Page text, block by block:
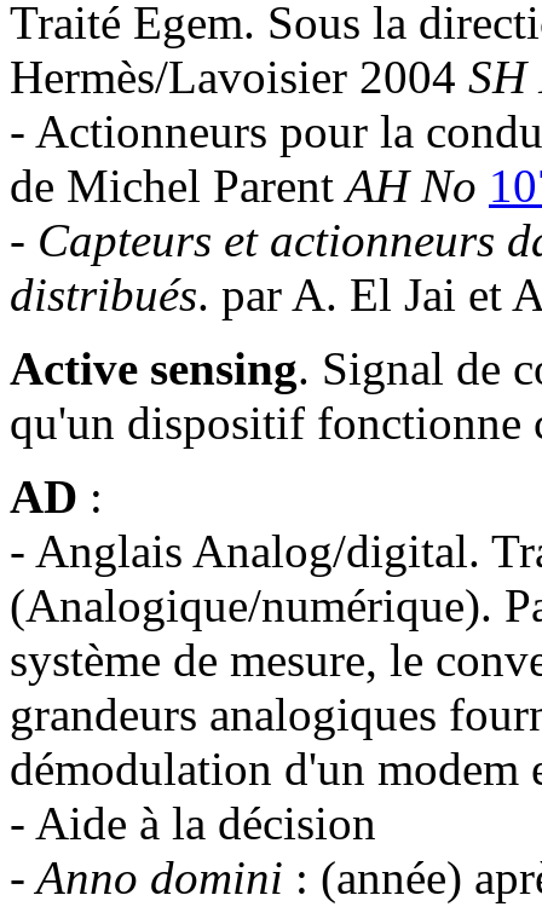
Traité Egem. Sous la
Hermès/Lavoisier 2004 SH
- Actionneurs pour la
de Michel ParentAH No
- Capteurs et actionneurs
distribués. par A. El Jai et
Active sensing. Signal de
qu'un dispositif fonctionne
AD :
- Anglais Analog/digital.
(Analogique/numérique).
système de mesure, le
grandeurs analogiques
démodulation d'un modem
- Aide à la décision
-Anno domini : (année)